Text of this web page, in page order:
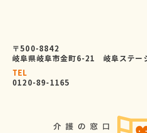
〒500-8842
岐阜県岐阜市金町6-21 岐阜ステー
TEL
0120-89-1165